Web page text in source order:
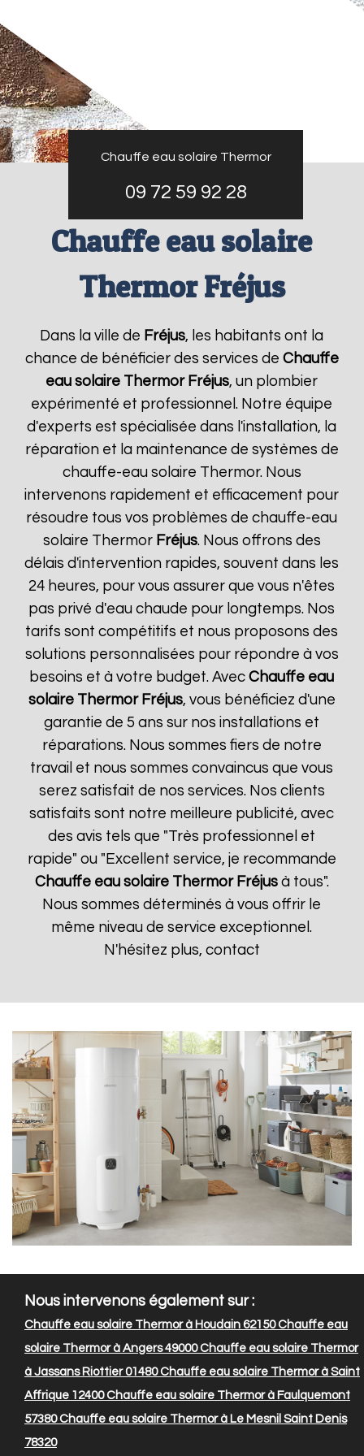
Chauffe eau solaire Thermor
09 72 59 92 28
Chauffe eau solaire
Thermor Fréjus
Dans la ville de Fréjus, les habitants ont la
chance de bénéficier des services de Chauffe
eau solaire Thermor Fréjus, un plombier
expérimenté et professionnel. Notre équipe
d'experts est spécialisée dans l'installation, la
réparation et la maintenance de systèmes de
chauffe-eau solaire Thermor. Nous
intervenons rapidement et efficacement pour
résoudre tous vos problèmes de chauffe-eau
solaire Thermor Fréjus. Nous offrons des
délais d'intervention rapides, souvent dans les
24 heures, pour vous assurer que vous n'êtes
pas privé d'eau chaude pour longtemps. Nos
tarifs sont compétitifs et nous proposons des
solutions personnalisées pour répondre à vos
besoins et à votre budget. AvecChauffe eau
solaire Thermor Fréjus, vous bénéficiez d'une
garantie de 5 ans sur nos installations et
réparations. Nous sommes fiers de notre
travail et nous sommes convaincus que vous
serez satisfait de nos services. Nos clients
satisfaits sont notre meilleure publicité, avec
des avis tels que "Très professionnel et
rapide" ou "Excellent service, je recommande
Chauffe eau solaire Thermor Fréjusà tous".
Nous sommes déterminés à vous offrir le
même niveau de service exceptionnel.
N'hésitez plus, contact
Nous intervenons également sur :
Chauffe eau solaire Thermor à Houdain 62150Chauffe eau
solaire Thermor à Angers 49000Chauffe eau solaire Thermor
à Jassans Riottier 01480Chauffe eau solaire Thermor à Saint
Affrique 12400Chauffe eau solaire Thermor à Faulquemont
57380Chauffe eau solaire Thermor à Le Mesnil Saint Denis
78320